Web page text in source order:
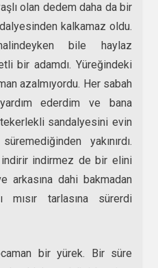
olan dedem daha da bir
kalkamaz oldu.
bile haylaz
bir adamdı. Yüreğindeki
azalmıyordu. Her sabah
yardım ederdim ve bana
sandalyesini evin
yakınırdı.
indirmez de bir elini
arkasına dahi bakmadan
mısır tarlasına sürerdi
bir yürek. Bir süre